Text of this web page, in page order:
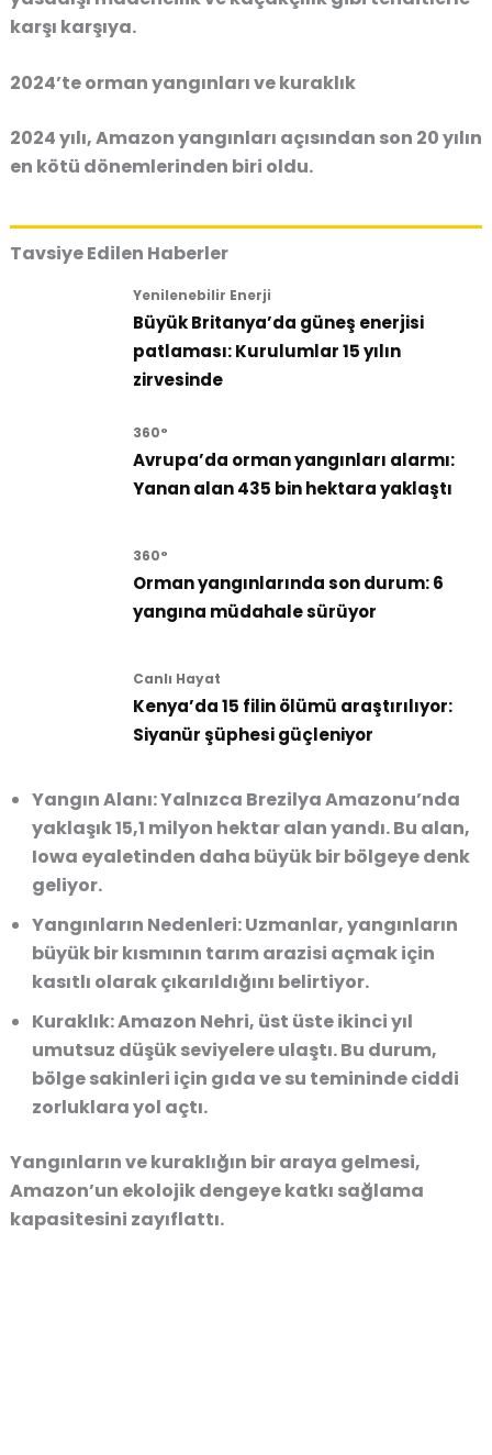
karşı karşıya.
2024’te orman yangınları ve kuraklık
2024 yılı, Amazon yangınları açısından son 20 yılın
en kötü dönemlerinden biri oldu.
Tavsiye Edilen Haberler
Yenilenebilir Enerji
Büyük Britanya’da güneş enerjisi
patlaması: Kurulumlar 15 yılın
zirvesinde
360°
Avrupa’da orman yangınları alarmı:
Yanan alan 435 bin hektara yaklaştı
360°
Orman yangınlarında son durum: 6
yangına müdahale sürüyor
Canlı Hayat
Kenya’da 15 filin ölümü araştırılıyor:
Siyanür şüphesi güçleniyor
Yangın Alanı:Yalnızca Brezilya Amazonu’nda
yaklaşık 15,1 milyon hektar alan yandı. Bu alan,
Iowa eyaletinden daha büyük bir bölgeye denk
geliyor.
Yangınların Nedenleri:Uzmanlar, yangınların
büyük bir kısmının tarım arazisi açmak için
kasıtlı olarak çıkarıldığını belirtiyor.
Kuraklık:Amazon Nehri, üst üste ikinci yıl
umutsuz düşük seviyelere ulaştı. Bu durum,
bölge sakinleri için gıda ve su temininde ciddi
zorluklara yol açtı.
Yangınların ve kuraklığın bir araya gelmesi,
Amazon’un ekolojik dengeye katkı sağlama
kapasitesini zayıflattı.